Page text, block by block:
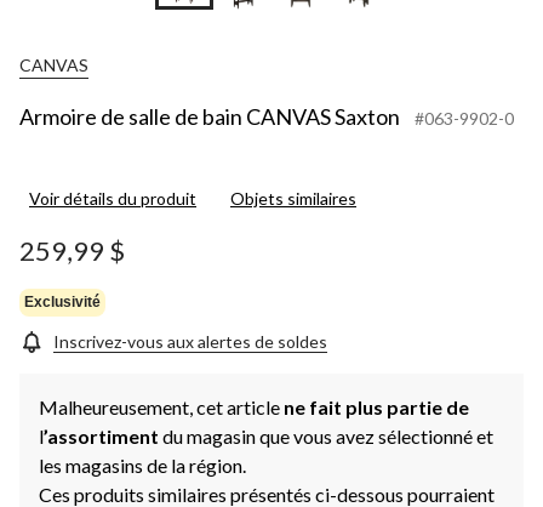
CANVAS
Armoire de salle de bain CANVAS Saxton #063-9902-0
Voir détails du produit Objets similaires
259,99 $
Exclusivité
Inscrivez-vous aux alertes de soldes
Malheureusement, cet article ne fait plus partie de
l’assortiment du magasin que vous avez sélectionné et
les magasins de la région.
Ces produits similaires présentés ci-dessous pourraient